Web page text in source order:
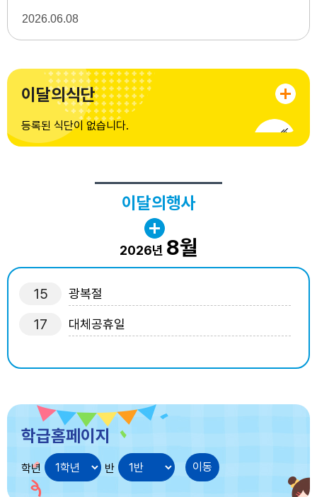
2026 06.08
이달의식단
등록된 식단이 없습니다.
이달의행사
2026년 8월
15 광복절
17 대체공휴일
학급홈페이지
학년 반